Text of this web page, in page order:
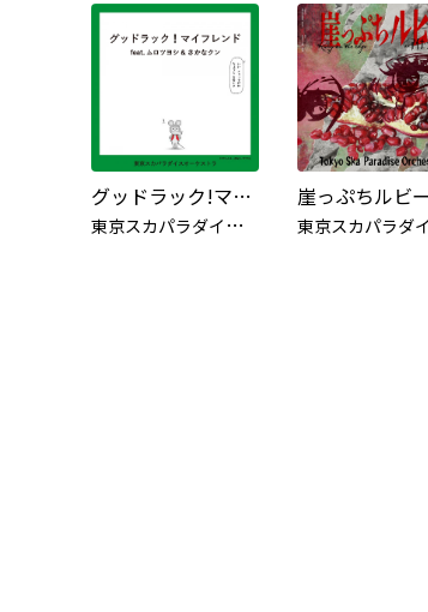
グッドラック!マイフレンド feat.ムロツヨシ & さかなクン
東
京スカパラダイスオーケストラ